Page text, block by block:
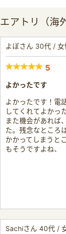
エアトリ（海
よぼさん 30代 / 女
5
よかったです
よかったです！電
してくれてよかっ
また機会があれば
た。残念なところ
かかってしまうと
もそうですよね、
Sachiさん 40代 /